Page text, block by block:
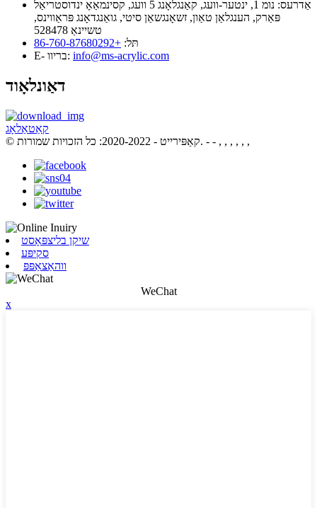
אַדרעס:
נומ 1, ינטער-וועג, קאַנגלאָנג 5 וועג, קסינמאַאָ ינדוסטריאַל
פּאַרק, הענגלאַן טאַון, זשאָנגשאַן סיטי, גואַנגדאָנג פּראַווינס,
טשיינאַ 528478
תּל: +86-760-87680292
E- בריוו: info@ms-acrylic.com
דאַונלאָוד
קאַטאַלאָג
© קאַפּירייט - 2020-2022: כל הזכויות שמורות. - - , , , , , ,
שיקן בליצפּאָסט
סקיפּע
ווהאַצאַפּפּ
WeChat
x